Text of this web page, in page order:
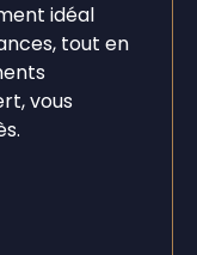
idéal
tout en
vous